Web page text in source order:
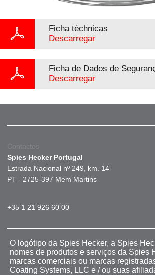
Ficha téchnicas
Descarregar
Ficha de Dados de
Descarregar
Contactos
Spies Hecker Portugal
Estrada Nacional nº 249, km. 14
PT - 2725-397 Mem Martins
+35 1 21 926 60 00
O logótipo da Spies Hecker, a Spies
nomes de produtos e serviços da Spies
marcas comerciais ou marcas
Coating Systems, LLC e / ou suas